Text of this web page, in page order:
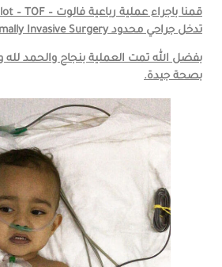
قمنا باجراء عملية رباعية فالوت – – TOF
تدخل جراحي محدود Invasive Surgery
بفضل الله تمت العملية بنجاح والحمد لله
بصحة جيدة.